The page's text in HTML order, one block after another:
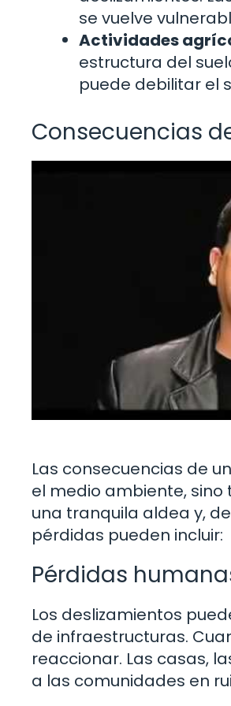
se vuelve
Actividades
estructura del
puede debilitar el
Consecuencias
Las consecuencias de
el medio ambiente,
una tranquila aldea y,
pérdidas pueden incluir:
Pérdidas
Los deslizamientos
de infraestructuras.
reaccionar. Las casas,
a las comunidades en